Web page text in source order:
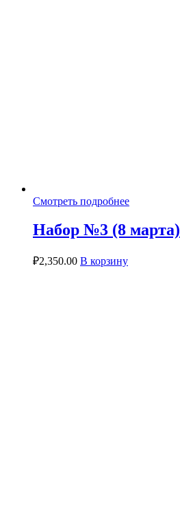
Смотреть подробнее
Набор №3 (8 марта)
₽2,350.00 В корзину